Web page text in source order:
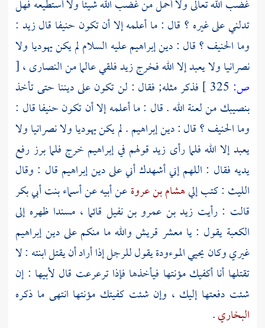
غضب الله تعالى ولا أحمل من غضب الله شيئا ولا أستطيعه فهل
تدلني على غيره ؟ قال : ما أعلمه إلا أن تكون حنيفا قال زيد :
وما الحنيف ؟ قال : دينإبراهيمعليه السلام لم يكن يهوديا ولا
نصرانيا ولا يعبد إلا الله فخرجزيدفلقي عالما منالنصارى ،[
ص:
فذكر مثله; فقال : لن تكون على ديننا حتى تأخذ
بنصيبك من لعنة الله . قال : ما أعلمه إلا أن تكون حنيفا قال :
وما الحنيف ؟ قال : دينإبراهيم. لم يكن يهوديا ولا نصرانيا ولا
يعبد إلا الله فلما رأى زيد قولهم فيإبراهيم خرج فلما برز رفع
يديه فقال : اللهم إني أشهدك أني على دينإبراهيم قال : وقال
الليث : كتب إليهشام بن عروةعن أبيه عنأسماء بنت أبي بكر
قالت : رأيت زيد بن عمرو بن نفيل قائما ، مسندا ظهره إلى
الكعبة يقول : يا معشر قريشوالله ما منكم على دينإبراهيم
غيري وكان يحيي الموءودة يقول للرجل إذا أراد أن يقتل ابنته : لا
تقتلها أنا أكفيك مؤنتها فيأخذها فإذا ترعرعت قال لأبيها : إن
شئت دفعتها إليك ، وإن شئت كفيتك مؤنتها انتهى ما ذكره
البخاري.